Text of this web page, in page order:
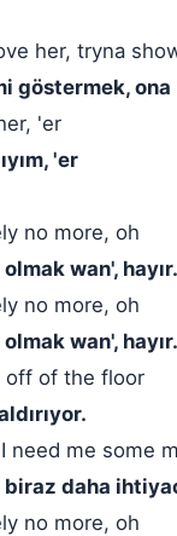
her, tryna
göstermek,
'er
'er
no more, oh
wan',
no more, oh
wan',
off of the floor
need me some
biraz daha
no more, oh